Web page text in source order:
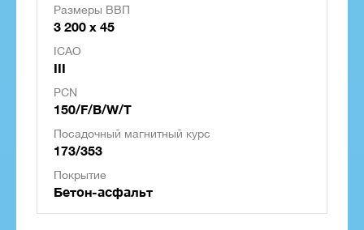
Размеры ВВП
3 200 x 45
ICAO
III
PCN
150/F/B/W/T
Посадочный магнитный курс
173/353
Покрытие
Бетон-асфальт